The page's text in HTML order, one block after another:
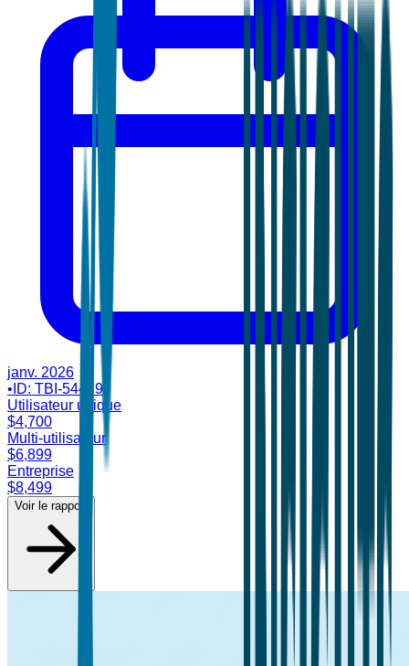
janv. 2026
• ID: TBI-54479
Utilisateur unique
$4,700
Multi-utilisateur
$6,899
Entreprise
$8,499
Voir le rapport